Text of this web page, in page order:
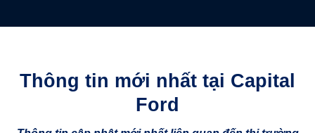
Thông tin mới nhất tại Capital
Ford